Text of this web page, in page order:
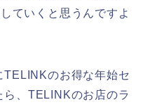
ていくと思うんですよ
TELINKのお得な年始セ
ら、TELINKのお店のラ